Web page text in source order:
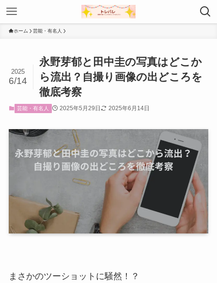
ホーム 芸能・有名人
永野芽郁と田中圭の写真はどこか
ら流出？自撮り画像の出どころを
徹底考察
2025
6/14
芸能・有名人 2025年5月29日 2025年6月14日
まさかのツーショットに騒然！？